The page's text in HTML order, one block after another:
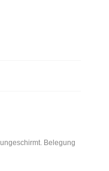
Belegung